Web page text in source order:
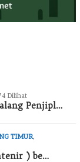
Dilihat
Penjipl…
TIMUR
) be…